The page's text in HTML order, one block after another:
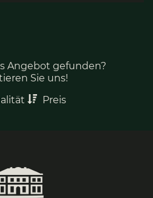
Angebot gefunden?
Sie uns!
Preis